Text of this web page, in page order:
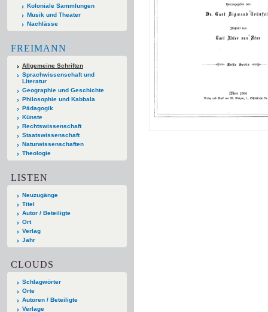
Koloniale Sammlungen
Musik und Theater
Nachlässe
FREIMANN
Allgemeine Schriften
Sprachwissenschaft und
Literatur
Geographie und Geschichte
Philosophie und Kabbala
Pädagogik
Künste
Rechtswissenschaft
Staatswissenschaft
Naturwissenschaften
Theologie
LISTEN
Neuzugänge
Titel
Autor / Beteiligte
Ort
Verlag
Jahr
CLOUDS
Schlagwörter
Orte
Autoren / Beteiligte
Verlage